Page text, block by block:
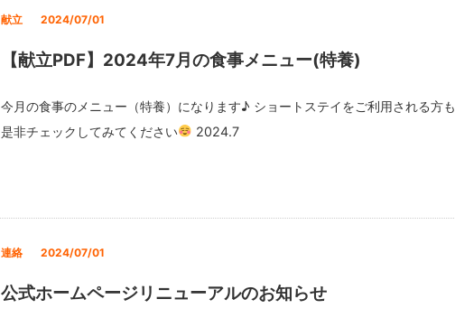
献立 2024/07/01
【献立PDF】2024年7月の食事メニュー(特養)
今月の食事のメニュー（特養）になります♪ ショートステイをご利用される方も
是非チェックしてみてください
2024.7
連絡 2024/07/01
公式ホームページリニューアルのお知らせ